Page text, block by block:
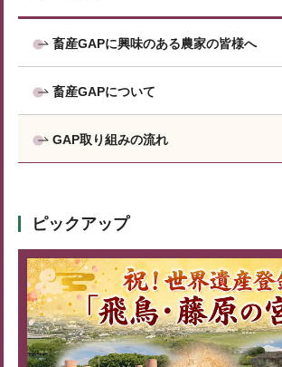
畜産GAPに興味のある農家の皆様へ
畜産GAPについて
GAP取り組みの流れ
ピックアップ